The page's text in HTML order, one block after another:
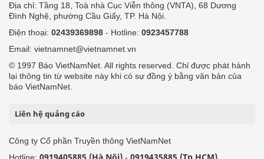
Địa chỉ: Tầng 18, Toà nhà Cục Viễn thông (VNTA), 68 Dương
Đình Nghệ, phường Cầu Giấy, TP. Hà Nội.
Điện thoại: 02439369898 - Hotline: 0923457788
Email: vietnamnet@vietnamnet.vn
© 1997 Báo VietNamNet. All rights reserved. Chỉ được phát hành
lại thông tin từ website này khi có sự đồng ý bằng văn bản của
báo VietNamNet.
Liên hệ quảng cáo
Công ty Cổ phần Truyền thông VietNamNet